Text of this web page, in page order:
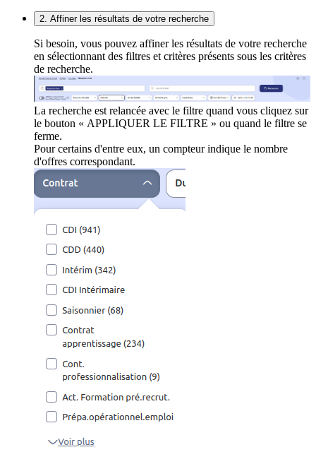
2. Affiner les résultats de votre recherche
Si besoin, vous pouvez affiner les résultats de votre recherche
en sélectionnant des filtres et critères présents sous les critères
de recherche.
La recherche est relancée avec le filtre quand vous cliquez sur
le bouton « APPLIQUER LE FILTRE » ou quand le filtre se
ferme.
Pour certains d'entre eux, un compteur indique le nombre
d'offres correspondant.